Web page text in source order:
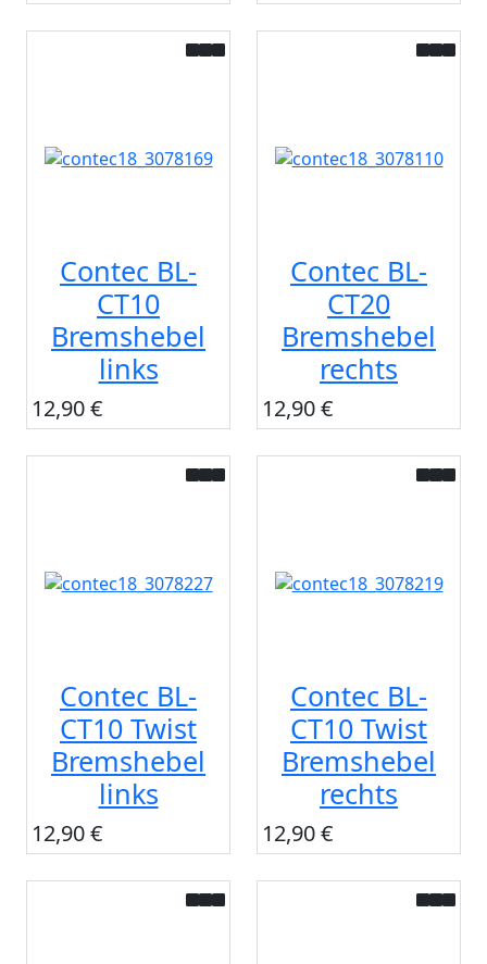
Contec BL-
CT10
Bremshebel
links
12,90 €
Contec BL-
CT20
Bremshebel
rechts
12,90 €
Contec BL-
CT10 Twist
Bremshebel
links
12,90 €
Contec BL-
CT10 Twist
Bremshebel
rechts
12,90 €